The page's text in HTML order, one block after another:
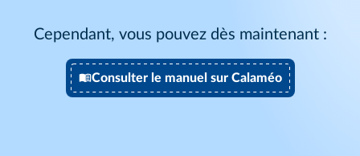
Cependant, vous pouvez dès maintenant :
Consulter le manuel sur Calaméo